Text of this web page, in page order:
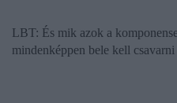
LBT: És mik azok a
mindenképpen bele kell